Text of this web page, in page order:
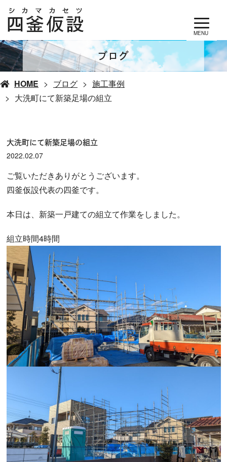
MENU
ブログ
HOME ブログ
施工事例
大洗町にて新築足場の組立
大洗町にて新築足場の組立
2022.02.07
ご覧いただきありがとうございます。
四釜仮設代表の四釜です。
本日は、新築一戸建ての組立て作業をしました。
組立時間4時間